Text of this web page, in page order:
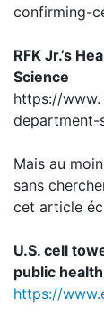
confirming-
RFK Jr.’s
Science
https://
department-
Mais au
sans
cet article
U.S. cell
public
https://